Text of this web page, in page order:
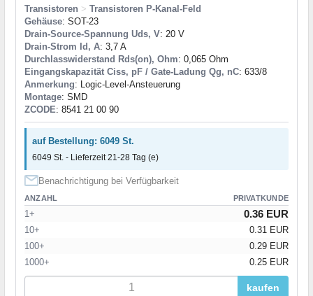
Transistoren > Transistoren P-Kanal-Feld
Gehäuse: SOT-23
Drain-Source-Spannung Uds, V: 20 V
Drain-Strom Id, A: 3,7 A
Durchlasswiderstand Rds(on), Ohm: 0,065 Ohm
Eingangskapazität Ciss, pF / Gate-Ladung Qg, nC: 633/8
Anmerkung: Logic-Level-Ansteuerung
Montage: SMD
ZCODE: 8541 21 00 90
auf Bestellung: 6049 St.
6049 St. - Lieferzeit 21-28 Tag (e)
Benachrichtigung bei Verfügbarkeit
ANZAHL PRIVATKUNDE
1+ 0.36 EUR
10+
0.31 EUR
100+
0.29 EUR
1000+
0.25 EUR
kaufen